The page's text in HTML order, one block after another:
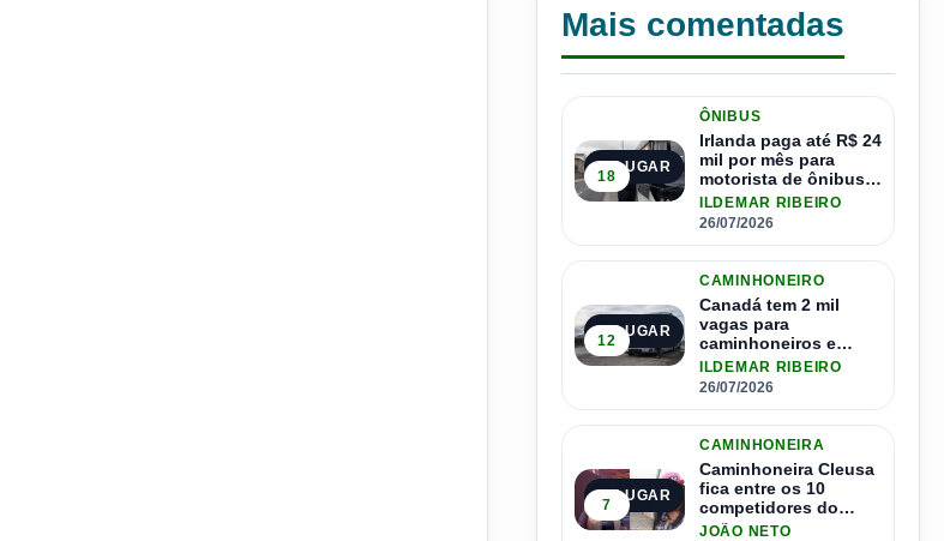
Mais comentadas
1º LUGAR
18
ÔNIBUS
Irlanda paga até R$ 24
mil por mês para
motorista de ônibus e
pode contratar até
1.500 motoristas
ILDEMAR RIBEIRO
26/07/2026
2º LUGAR
12
CAMINHONEIRO
Canadá tem 2 mil
vagas para
caminhoneiros e
salário de até R$ 24
mil por mês
ILDEMAR RIBEIRO
26/07/2026
3º LUGAR
7
CAMINHONEIRA
Caminhoneira Cleusa
fica entre os 10
competidores do
Master Driver Brasil
JOÃO NETO